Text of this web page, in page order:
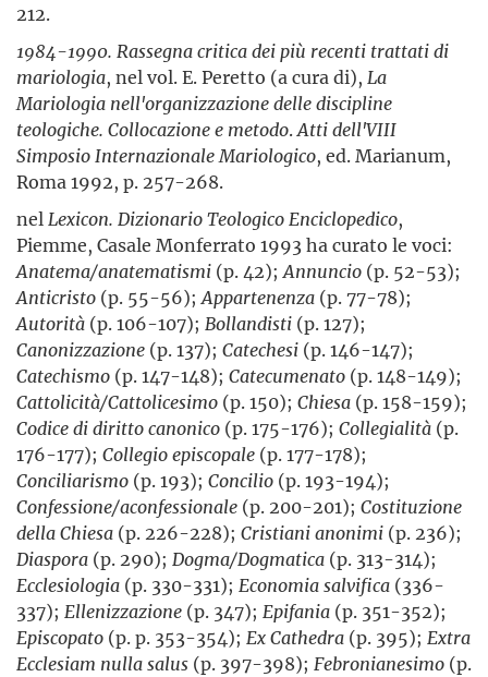
212.
1984-1990. Rassegna critica dei più recenti trattati di
mariologia, nel vol. E. Peretto (a cura di), La
Mariologia nell'organizzazione delle discipline
teologiche. Collocazione e metodo.Atti dell'VIII
Simposio Internazionale Mariologico, ed. Marianum,
Roma 1992, p. 257-268.
nel Lexicon. Dizionario Teologico Enciclopedico,
Piemme, Casale Monferrato 1993 ha curato le voci:
Anatema/anatematismi (p. 42); Annuncio (p. 52-53);
Anticristo (p. 55-56); Appartenenza (p. 77-78);
Autorità (p. 106-107); Bollandisti (p. 127);
Canonizzazione (p. 137); Catechesi (p. 146-147);
Catechismo (p. 147-148); Catecumenato (p. 148-149);
Cattolicità/Cattolicesimo (p. 150); Chiesa (p. 158-159);
Codice di diritto canonico (p. 175-176); Collegialità (p.
176-177); Collegio episcopale (p. 177-178);
Conciliarismo (p. 193); Concilio (p. 193-194);
Confessione/aconfessionale (p. 200-201); Costituzione
della Chiesa (p. 226-228); Cristiani anonimi (p. 236);
Diaspora (p. 290); Dogma/Dogmatica (p. 313-314);
Ecclesiologia (p. 330-331); Economia salvifica (336-
337); Ellenizzazione (p. 347); Epifania (p. 351-352);
Episcopato (p. p. 353-354); Ex Cathedra (p. 395); Extra
Ecclesiam nulla salus (p. 397-398); Febronianesimo (p.